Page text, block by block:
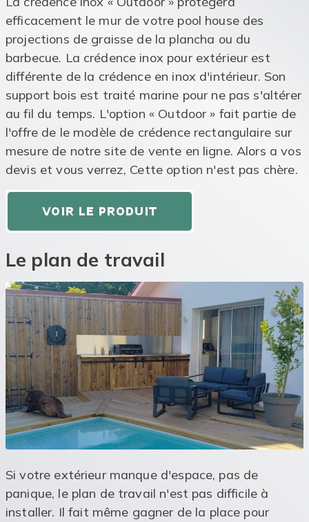
efficacement le mur de votre pool house des
projections de graisse de la plancha ou du
barbecue. La crédence inox pour extérieur est
différente de la crédence en inox d'intérieur. Son
support bois est traité marine pour ne pas s'altérer
au fil du temps. L'option « Outdoor » fait partie de
l'offre de le modèle de crédence rectangulaire sur
mesure de notre site de vente en ligne. Alors a vos
devis et vous verrez, Cette option n'est pas chère.
Le plan de travail
Si votre extérieur manque d'espace, pas de
panique, le plan de travail n'est pas difficile à
installer. Il fait même gagner de la place pour